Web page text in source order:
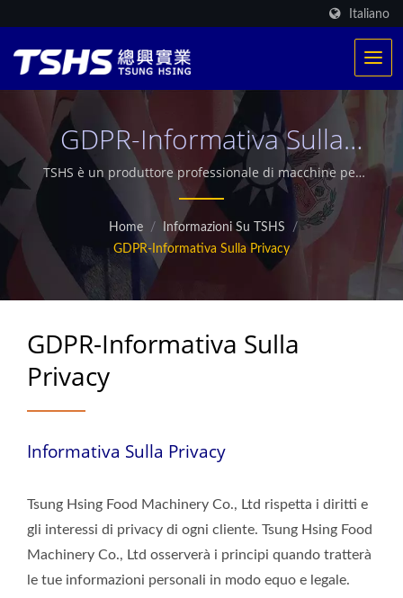
Italiano
GDPR-Informativa Sulla
Privacy
TSHS è un produttore professionale di macchine per
alimenti. Abbiamo un sistema di riscaldamento
brevettato esclusivo. Forniamo oltre 500 produzioni di
frittura in tutto il mondo. Offriamo anche essiccatori
industriali a microonde personalizzati.
Home / Informazioni Su TSHS
/
GDPR-Informativa Sulla Privacy
GDPR-Informativa Sulla
Privacy
Informativa Sulla Privacy
Tsung Hsing Food Machinery Co., Ltd rispetta i diritti e
gli interessi di privacy di ogni cliente. Tsung Hsing Food
Machinery Co., Ltd osserverà i principi quando tratterà
le tue informazioni personali in modo equo e legale.